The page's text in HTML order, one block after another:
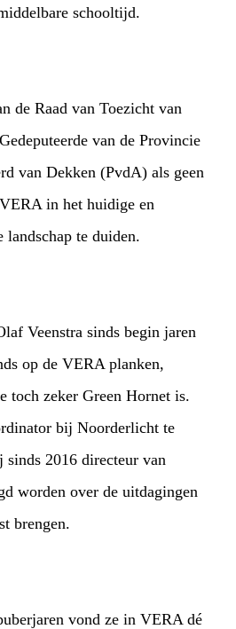
schooltijd.
de Raad van Toezicht van
van de Provincie
van Dekken (PvdA) als geen
in het huidige en
te duiden.
Veenstra sinds begin jaren
op de VERA planken,
toch zeker Green Hornet is.
bij Noorderlicht te
sinds 2016 directeur van
worden over de uitdagingen
brengen.
vond ze in VERA dé